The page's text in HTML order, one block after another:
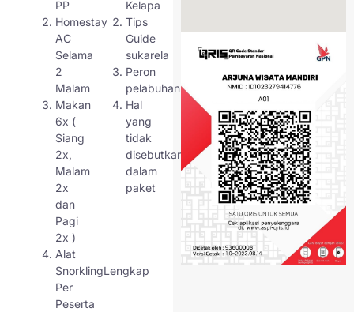
administratif, pulau ini
tetap punya vibe santai
khas pulau tropis, dengan
pemandangan laut biru,
pantai bersih, dan
masyarakat lokal yang
ramah banget.
Pulau ini cocok buat kamu
yang pengin ngerasain
suasana “hidup” tapi
nggak terlalu ramai kayak
Tidung, dan tetap punya
keindahan alam yang bisa
bikin lupa sama hiruk-
pikuk kota.
Wisata Edukatif
dan Ramah
PP
Homestay
AC
Selama
2
Malam
Makan
6x (
Siang
2x,
Malam
2x
dan
Pagi
2x )
Alat
SnorklingLengkap
Per
Peserta
Kelapa
Tips
Guide
sukarela
Peron
pelabuhan
Hal
yang
tidak
disebutkan
dalam
paket